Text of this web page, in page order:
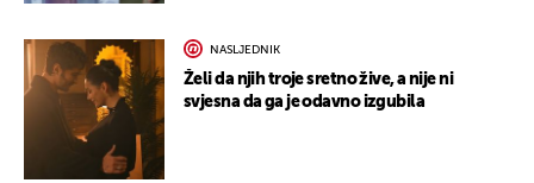
NASLJEDNIK
Želi da njih troje sretno žive, a nije ni
svjesna da ga je odavno izgubila